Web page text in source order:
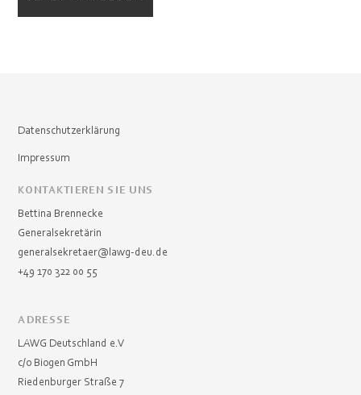
Datenschutzerklärung
Impressum
KONTAKTIEREN SIE UNS
Bettina Brennecke
Generalsekretärin
generalsekretaer@lawg-deu.de
+49 170 322 00 55
ADRESSE
LAWG Deutschland e.V
c/o Biogen GmbH
Riedenburger Straße 7